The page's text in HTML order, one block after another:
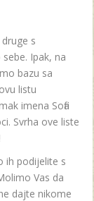
s
Ipak, na
bazu sa
listu
imena Sofia
Svrha ove liste
ih podijelite s
Vas da
dajte nikome